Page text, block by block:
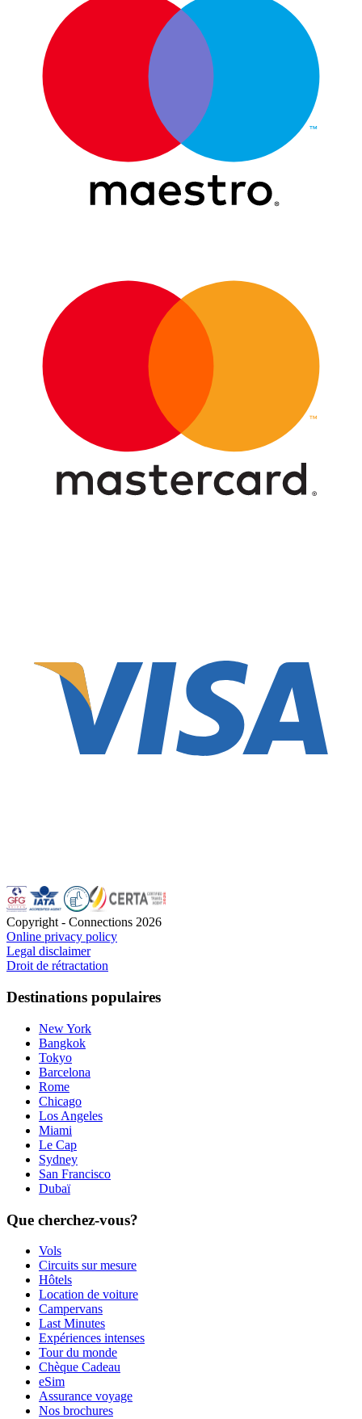
Copyright - Connections 2026
Online privacy policy
Legal disclaimer
Droit de rétractation
Destinations populaires
New York
Bangkok
Tokyo
Barcelona
Rome
Chicago
Los Angeles
Miami
Le Cap
Sydney
San Francisco
Dubaï
Que cherchez-vous?
Vols
Circuits sur mesure
Hôtels
Location de voiture
Campervans
Last Minutes
Expériences intenses
Tour du monde
Chèque Cadeau
eSim
Assurance voyage
Nos brochures